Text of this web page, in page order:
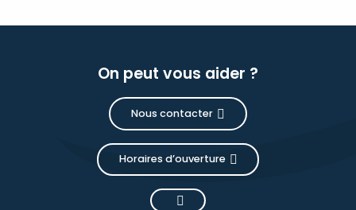
On peut vous aider ?
Nous contacter
Horaires d’ouverture